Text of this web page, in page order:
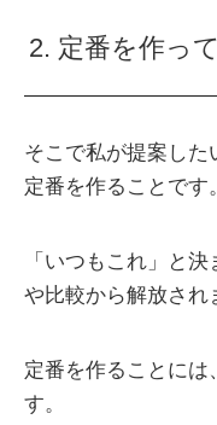
2. 定番を作っ
そこで私が提案し
定番を作ることです。
「いつもこれ」と
や比較から解放され
定番を作ることには
す。